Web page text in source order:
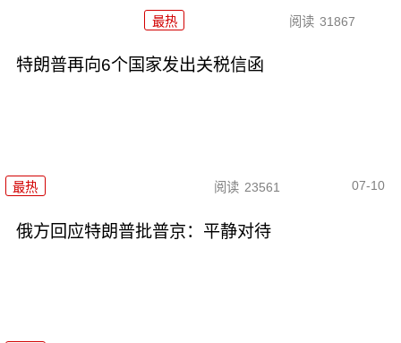
最热 阅读 31867
特朗普再向6个国家发出关税信函
最热 阅读 23561 07-10
俄方回应特朗普批普京：平静对待